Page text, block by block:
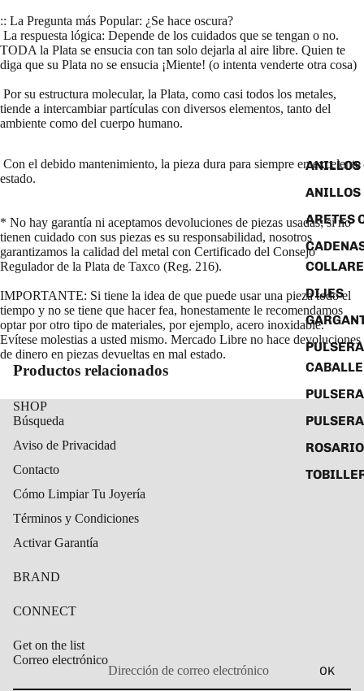
ANILLOS
ARETES
DIJES
:: La Pregunta más Popular: ¿Se hace oscura?
La respuesta lógica: Depende de los cuidados que se tengan o no.
TODA la Plata se ensucia con tan solo dejarla al aire libre. Quien te
diga que su Plata no se ensucia ¡Miente! (o intenta venderte otra cosa)
Por su estructura molecular, la Plata, como casi todos los metales,
tiende a intercambiar partículas con diversos elementos, tanto del
ambiente como del cuerpo humano.
Con el debido mantenimiento, la pieza dura para siempre en excelente
estado.
* No hay garantía ni aceptamos devoluciones de piezas usadas; si no
tienen cuidado con sus piezas es su responsabilidad, nosotros
garantizamos la calidad del metal con Certificado del Consejo
Regulador de la Plata de Taxco (Reg. 216).
IMPORTANTE: Si tiene la idea de que puede usar una pieza todo el
tiempo y no se tiene que hacer fea, honestamente le recomendamos
optar por otro tipo de materiales, por ejemplo, acero inoxidable.
Evítese molestias a usted mismo. Mercado Libre no hace devoluciones
de dinero en piezas devueltas en mal estado.
Productos relacionados
SHOP
Búsqueda
Aviso de Privacidad
Contacto
Cómo Limpiar Tu Joyería
Términos y Condiciones
Activar Garantía
BRAND
CONNECT
Get on the list
Correo electrónico
OK
Política de privacidad